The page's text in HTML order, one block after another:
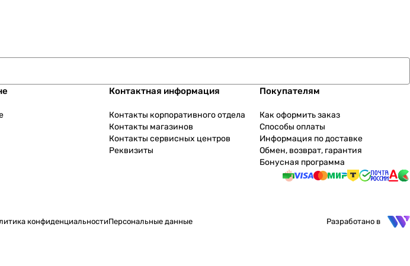
Контактная информация
Контакты корпоративного отдела
Контакты магазинов
Контакты сервисных центров
Реквизиты
Покупателям
Как оформить заказ
Способы оплаты
Информация по доставке
Обмен, возврат, гарантия
Бонусная программа
конфиденциальностиПерсональные данные Разработано в